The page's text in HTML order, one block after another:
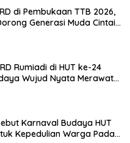
di Pembukaan TTB 2026,
Generasi Muda Cintai
Rumiadi di HUT ke-24
Wujud Nyata Merawat
Karnaval Budaya HUT
Kepedulian Warga Pada